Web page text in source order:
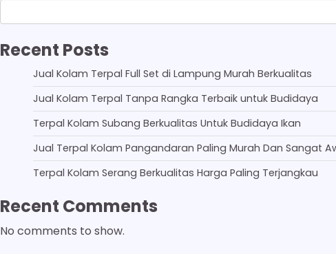
Recent Posts
Jual Kolam Terpal Full Set di Lampung Murah Berkualitas
Jual Kolam Terpal Tanpa Rangka Terbaik untuk Budidaya
Terpal Kolam Subang Berkualitas Untuk Budidaya Ikan
Jual Terpal Kolam Pangandaran Paling Murah Dan Sangat
Terpal Kolam Serang Berkualitas Harga Paling Terjangkau
Recent Comments
No comments to show.